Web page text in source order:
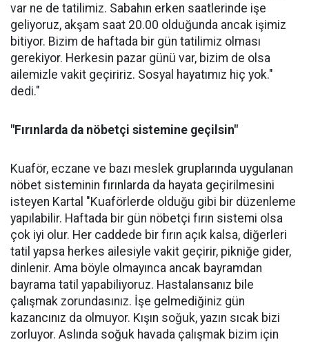
var ne de tatilimiz. Sabahın erken saatlerinde işe
geliyoruz, akşam saat 20.00 olduğunda ancak işimiz
bitiyor. Bizim de haftada bir gün tatilimiz olması
gerekiyor. Herkesin pazar günü var, bizim de olsa
ailemizle vakit geçiririz. Sosyal hayatımız hiç yok."
dedi."
"Fırınlarda da nöbetçi sistemine geçilsin"
Kuaför, eczane ve bazı meslek gruplarında uygulanan
nöbet sisteminin fırınlarda da hayata geçirilmesini
isteyen Kartal "Kuaförlerde olduğu gibi bir düzenleme
yapılabilir. Haftada bir gün nöbetçi fırın sistemi olsa
çok iyi olur. Her caddede bir fırın açık kalsa, diğerleri
tatil yapsa herkes ailesiyle vakit geçirir, pikniğe gider,
dinlenir. Ama böyle olmayınca ancak bayramdan
bayrama tatil yapabiliyoruz. Hastalansanız bile
çalışmak zorundasınız. İşe gelmediğiniz gün
kazancınız da olmuyor. Kışın soğuk, yazın sıcak bizi
zorluyor. Aslında soğuk havada çalışmak bizim için